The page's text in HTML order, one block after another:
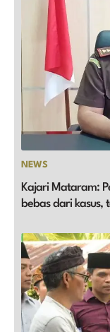
NEWS
Kajari Mataram:
bebas dari kasus,